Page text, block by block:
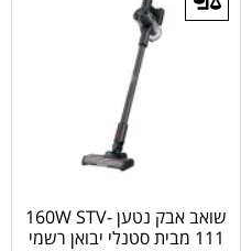
שואב אבק נטען 160W STV-
111 מבית סטנלי יבואן רשמי